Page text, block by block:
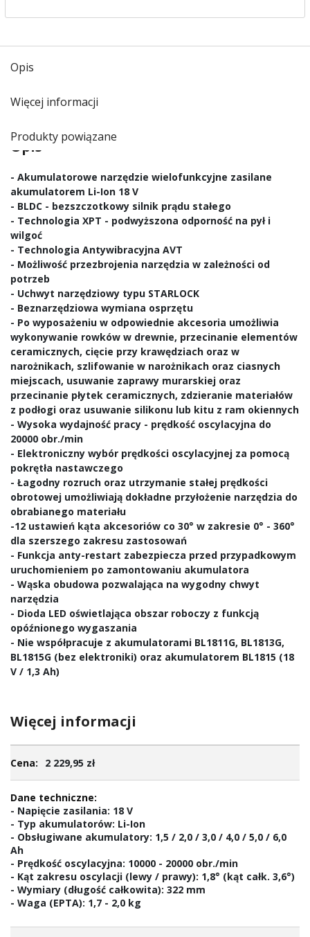
Opis
Więcej informacji
Produkty powiązane
Opis
- Akumulatorowe narzędzie wielofunkcyjne zasilane
akumulatorem Li-Ion 18 V
- BLDC - bezszczotkowy silnik prądu stałego
- Technologia XPT - podwyższona odporność na pył i
wilgoć
- Technologia Antywibracyjna AVT
- Możliwość przezbrojenia narzędzia w zależności od
potrzeb
- Uchwyt narzędziowy typu STARLOCK
- Beznarzędziowa wymiana osprzętu
- Po wyposażeniu w odpowiednie akcesoria umożliwia
wykonywanie rowków w drewnie, przecinanie elementów
ceramicznych, cięcie przy krawędziach oraz w
narożnikach, szlifowanie w narożnikach oraz ciasnych
miejscach, usuwanie zaprawy murarskiej oraz
przecinanie płytek ceramicznych, zdzieranie materiałów
z podłogi oraz usuwanie silikonu lub kitu z ram okiennych
- Wysoka wydajność pracy - prędkość oscylacyjna do
20000 obr./min
- Elektroniczny wybór prędkości oscylacyjnej za pomocą
pokrętła nastawczego
- Łagodny rozruch oraz utrzymanie stałej prędkości
obrotowej umożliwiają dokładne przyłożenie narzędzia do
obrabianego materiału
-12 ustawień kąta akcesoriów co 30° w zakresie 0° - 360°
dla szerszego zakresu zastosowań
- Funkcja anty-restart zabezpiecza przed przypadkowym
uruchomieniem po zamontowaniu akumulatora
- Wąska obudowa pozwalająca na wygodny chwyt
narzędzia
- Dioda LED oświetlająca obszar roboczy z funkcją
opóźnionego wygaszania
- Nie współpracuje z akumulatorami BL1811G, BL1813G,
BL1815G (bez elektroniki) oraz akumulatorem BL1815 (18
V / 1,3 Ah)
Więcej informacji
informacji2 229,95 zł
- Napięcie zasilania: 18 V
- Typ akumulatorów: Li-Ion
- Obsługiwane akumulatory: 1,5 / 2,0 / 3,0 / 4,0 / 5,0 / 6,0
Ah
- Prędkość oscylacyjna: 10000 - 20000 obr./min
- Kąt zakresu oscylacji (lewy / prawy): 1,8° (kąt całk. 3,6°)
- Wymiary (długość całkowita): 322 mm
- Waga (EPTA): 1,7 - 2,0 kg